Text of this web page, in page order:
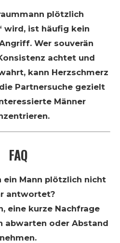
plötzlich
wird, ist häufig kein
Wer souverän
achtet und
kann Herzschmerz
Partnersuche gezielt
Männer
FAQ
ein Mann plötzlich nicht
antwortet?
eine kurze Nachfrage
abwarten oder Abstand
nehmen.